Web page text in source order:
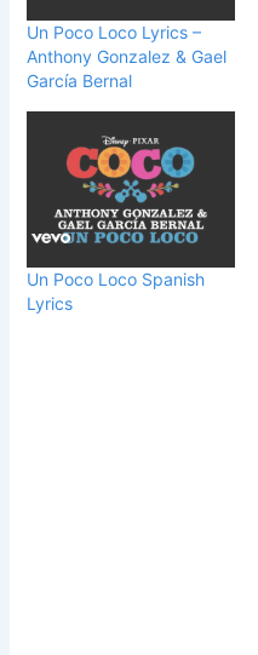
Un Poco Loco Lyrics –
Anthony Gonzalez & Gael
García Bernal
Un Poco Loco Spanish
Lyrics